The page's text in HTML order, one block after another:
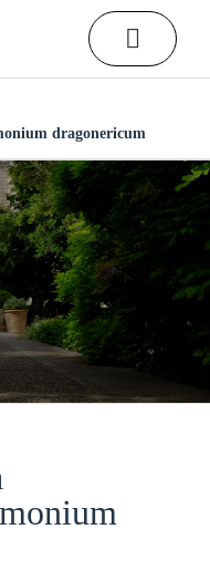
dragonericum